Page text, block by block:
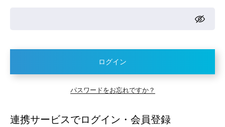
ログイン
パスワードをお忘れですか？
連携サービスでログイン・会員登録